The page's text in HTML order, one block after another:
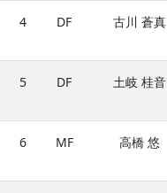
4 DF 古川 蒼真
5 DF 土岐 桂音
6 MF 高橋 悠